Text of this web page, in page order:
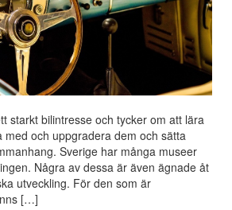
starkt bilintresse och tycker om att lära
med och uppgradera dem och sätta
Sverige har många museer
Några av dessa är även ägnade åt
utveckling. För den som är
[…]